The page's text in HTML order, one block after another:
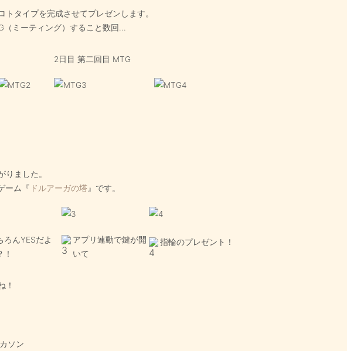
トタイプを完成させてプレゼンします。
ミーティング）すること数回...
2日目 第二回目 MTG
りました。
ーム『 ドルアーガの塔』です。
ろんYESだよ
！
アプリ連動で鍵が開
いて
指輪のプレゼント！
！
ソン